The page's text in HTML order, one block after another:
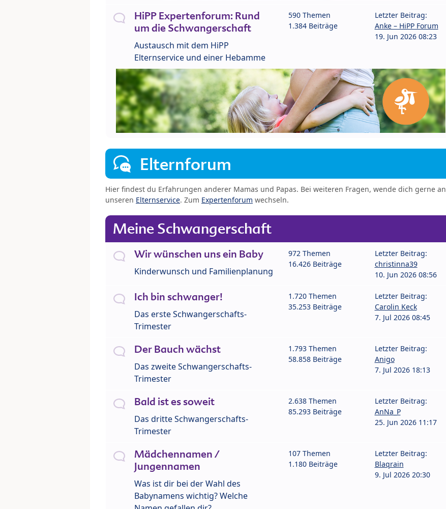
HiPP Expertenforum: Rund
um die Schwangerschaft
Austausch mit dem HiPP
Elternservice und einer Hebamme
590 Themen
1.384 Beiträge
Letzter Beitrag:
Anke – HiPP Forum
19. Jun 2026 08:23
Elternforum
Hier findest du Erfahrungen anderer Mamas und Papas. Bei weiteren Fragen, wende dich gerne an
unseren Elternservice. Zum Expertenforum wechseln.
Meine Schwangerschaft
Wir wünschen uns ein Baby
Kinderwunsch und Familienplanung
972 Themen
16.426 Beiträge
Letzter Beitrag:
christinna39
10. Jun 2026 08:56
Ich bin schwanger!
Das erste Schwangerschafts-
Trimester
1.720 Themen
35.253 Beiträge
Letzter Beitrag:
Carolin Keck
7. Jul 2026 08:45
Der Bauch wächst
Das zweite Schwangerschafts-
Trimester
1.793 Themen
58.858 Beiträge
Letzter Beitrag:
Anigo
7. Jul 2026 18:13
Bald ist es soweit
Das dritte Schwangerschafts-
Trimester
2.638 Themen
85.293 Beiträge
Letzter Beitrag:
AnNa_P
25. Jun 2026 11:17
Mädchennamen /
Jungennamen
Was ist dir bei der Wahl des
Babynamens wichtig? Welche
107 Themen
1.180 Beiträge
Letzter Beitrag:
Blaqrain
9. Jul 2026 20:30